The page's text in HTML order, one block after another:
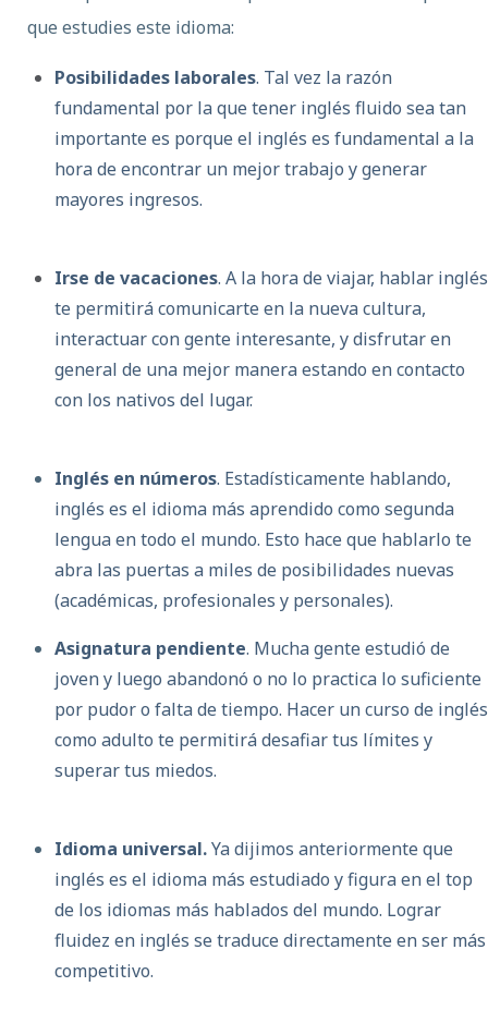
que estudies este idioma:
Posibilidades laborales. Tal vez la razón
fundamental por la que tener inglés fluido sea tan
importante es porque el inglés es fundamental a la
hora de encontrar un mejor trabajo y generar
mayores ingresos.
Irse de vacaciones. A la hora de viajar, hablar inglés
te permitirá comunicarte en la nueva cultura,
interactuar con gente interesante, y disfrutar en
general de una mejor manera estando en contacto
con los nativos del lugar.
Inglés en números. Estadísticamente hablando,
inglés es el idioma más aprendido como segunda
lengua en todo el mundo. Esto hace que hablarlo te
abra las puertas a miles de posibilidades nuevas
(académicas, profesionales y personales).
Asignatura pendiente. Mucha gente estudió de
joven y luego abandonó o no lo practica lo suficiente
por pudor o falta de tiempo. Hacer un curso de inglés
como adulto te permitirá desafiar tus límites y
superar tus miedos.
Idioma universal.Ya dijimos anteriormente que
inglés es el idioma más estudiado y figura en el top
de los idiomas más hablados del mundo. Lograr
fluidez en inglés se traduce directamente en ser más
competitivo.